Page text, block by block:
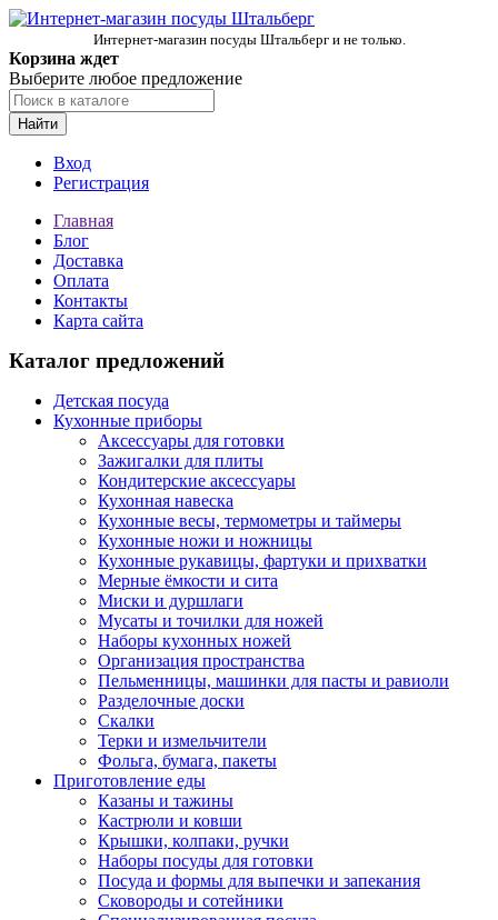
Интернет-магазин посуды Штальберг и не только.
Корзина ждет
Выберите любое предложение
Найти
Вход
Регистрация
Главная
Блог
Доставка
Оплата
Контакты
Карта сайта
Каталог предложений
Детская посуда
Кухонные приборы
Аксессуары для готовки
Зажигалки для плиты
Кондитерские аксессуары
Кухонная навеска
Кухонные весы, термометры и таймеры
Кухонные ножи и ножницы
Кухонные рукавицы, фартуки и прихватки
Мерные ёмкости и сита
Миски и дуршлаги
Мусаты и точилки для ножей
Наборы кухонных ножей
Организация пространства
Пельменницы, машинки для пасты и равиоли
Разделочные доски
Скалки
Терки и измельчители
Фольга, бумага, пакеты
Приготовление еды
Казаны и тажины
Кастрюли и ковши
Крышки, колпаки, ручки
Наборы посуды для готовки
Посуда и формы для выпечки и запекания
Сковороды и сотейники